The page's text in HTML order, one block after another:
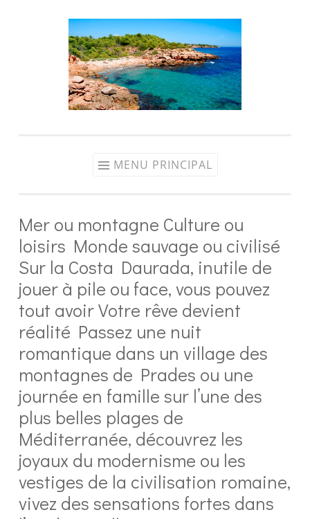
MENU PRINCIPAL
Mer ou montagne Culture ou
loisirs Monde sauvage ou civilisé
Sur la Costa Daurada, inutile de
jouer à pile ou face, vous pouvez
tout avoir Votre rêve devient
réalité Passez une nuit
romantique dans un village des
montagnes de Prades ou une
journée en famille sur l’une des
plus belles plages de
Méditerranée, découvrez les
joyaux du modernisme ou les
vestiges de la civilisation romaine,
vivez des sensations fortes dans